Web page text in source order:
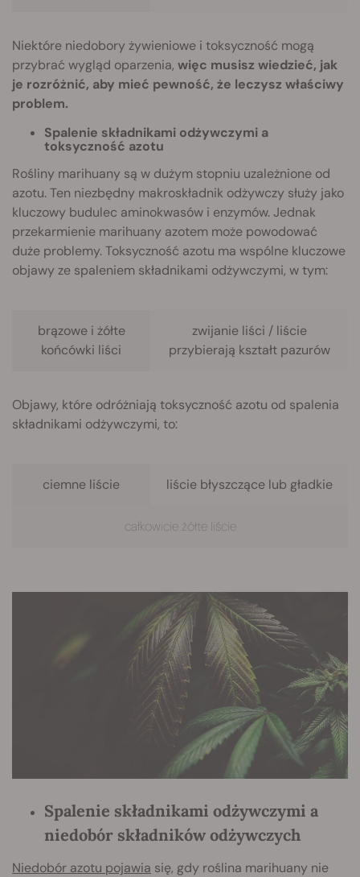
Niektóre niedobory żywieniowe i toksyczność mogą
przybrać wygląd oparzenia, więc musisz wiedzieć, jak
je rozróżnić, aby mieć pewność, że leczysz właściwy
problem.
Spalenie składnikami odżywczymi a
toksyczność azotu
Rośliny marihuany są w dużym stopniu uzależnione od
azotu. Ten niezbędny makroskładnik odżywczy służy jako
kluczowy budulec aminokwasów i enzymów. Jednak
przekarmienie marihuany azotem może powodować
duże problemy. Toksyczność azotu ma wspólne kluczowe
objawy ze spaleniem składnikami odżywczymi, w tym:
brązowe i żółte
końcówki liści
zwijanie liści / liście
przybierają kształt pazurów
Objawy, które odróżniają toksyczność azotu od spalenia
składnikami odżywczymi, to:
ciemne liście liście błyszczące lub gładkie
całkowicie żółte liście
Spalenie składnikami odżywczymi a
niedobór składników odżywczych
Niedobór azotu pojawia się, gdy roślina marihuany nie